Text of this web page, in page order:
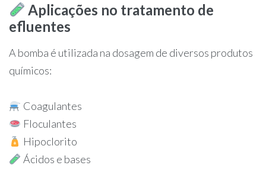
Aplicações no tratamento de
efluentes
A bomba é utilizada na dosagem de diversos produtos
químicos:
Coagulantes
Floculantes
Hipoclorito
Ácidos e bases